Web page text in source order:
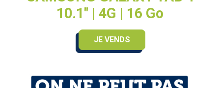
10.1'' | 4G | 16 Go
JE VENDS